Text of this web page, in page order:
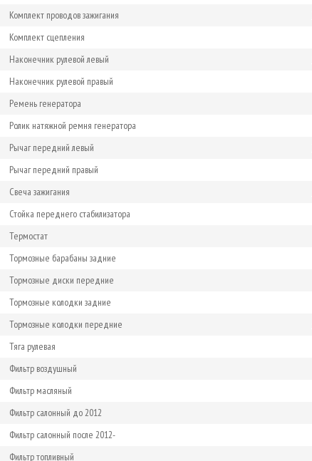
Комплект проводов зажигания
Комплект сцепления
Наконечник рулевой левый
Наконечник рулевой правый
Ремень генератора
Ролик натяжной ремня генератора
Рычаг передний левый
Рычаг передний правый
Свеча зажигания
Стойка переднего стабилизатора
Термостат
Тормозные барабаны задние
Тормозные диски передние
Тормозные колодки задние
Тормозные колодки передние
Тяга рулевая
Фильтр воздушный
Фильтр масляный
Фильтр салонный до 2012
Фильтр салонный после 2012-
Фильтр топливный